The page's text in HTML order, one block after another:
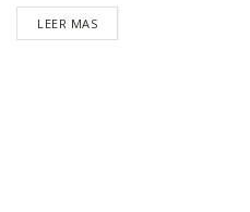
LEER MASDETAILS